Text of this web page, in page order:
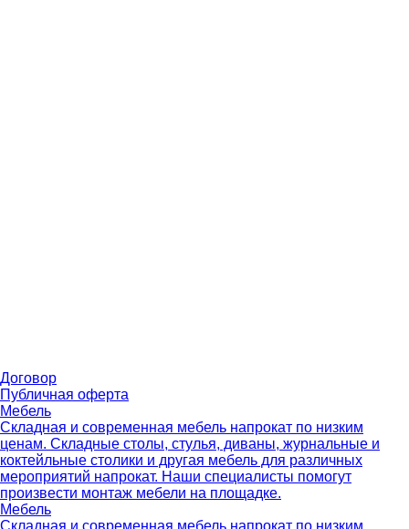
Договор
Публичная оферта
Мебель
Складная и современная мебель напрокат по низким
ценам. Складные столы, стулья, диваны, журнальные и
коктейльные столики и другая мебель для различных
мероприятий напрокат. Наши специалисты помогут
произвести монтаж мебели на площадке.
Мебель
Складная и современная мебель напрокат по низким